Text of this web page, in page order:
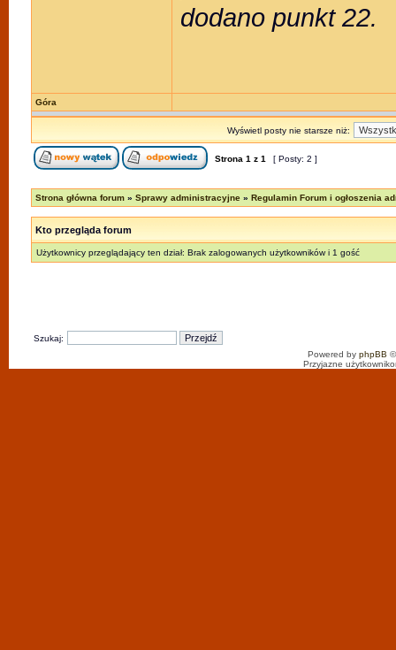
dodano punkt 22.
Góra
Wyświetl posty nie starsze niż:
Strona 1 z 1 [ Posty: 2 ]
Strona główna forum » Sprawy administracyjne » Regulamin Forum i ogłoszenia
Kto przegląda forum
Użytkownicy przeglądający ten dział: Brak zalogowanych użytkowników i 1 gość
Szukaj:
Powered by phpBB
Przyjazne